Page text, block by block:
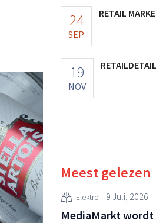
24
SEP
RETAIL
19
NOV
Meest gelezen
Elektro 9 Juli, 2026
MediaMarkt wordt